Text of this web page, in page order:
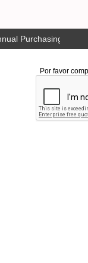
Purchasing Plan
Por favor